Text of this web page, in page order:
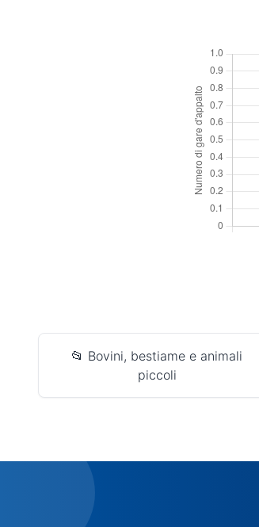
📂 Bovini, bestiame e animali
piccoli